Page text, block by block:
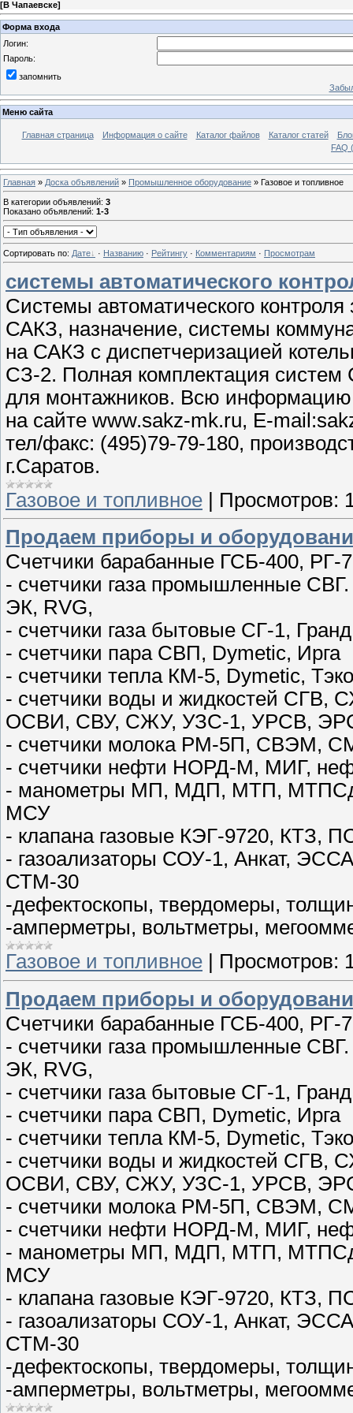
[В Чапаевске]
Форма входа
Логин:
Пароль:
запомнить
Меню сайта
Главная страница Информация о сайте Каталог файлов Каталог статей
FAQ
Главная » Доска объявлений » Промышленное оборудование » Газовое и топливное
В категории объявлений: 3
Показано объявлений: 1-3
Сортировать по: Дате · Названию · Рейтингу · Комментариям · Просмотрам
системы автоматического
Системы автоматического
САКЗ, назначение, системы
на САКЗ с диспетчеризацией
СЗ-2. Полная комплектация
для монтажников. Всю
на сайте www.sakz-mk.ru, E-
тел/факс: (495)79-79-180,
г.Саратов.
Газовое и топливное | Просмотров:
Продаем приборы и
Счетчики барабанные ГСБ-400, РГ-
- счетчики газа промышленные
ЭК, RVG,
- cчетчики газа бытовые СГ-1,
- счетчики пара СВП, Dymetic, Ирга
- счетчики тепла КМ-5, Dymetic,
- счетчики воды и жидкостей
ОСВИ, СВУ, СЖУ, УЗС-1, УРСВ,
- счетчики молока РМ-5П, СВЭМ,
- счетчики нефти НОРД-М, МИГ,
- манометры МП, МДП, МТП,
МСУ
- клапана газовые КЭГ-9720, КТЗ,
- газоализаторы СОУ-1, Анкат,
СТМ-30
-дефектоскопы, твердомеры,
-амперметры, вольтметры,
Газовое и топливное
Просмотров:
Продаем приборы и
Счетчики барабанные ГСБ-400, РГ-
- счетчики газа промышленные
ЭК, RVG,
- cчетчики газа бытовые СГ-1,
- счетчики пара СВП, Dymetic, Ирга
- счетчики тепла КМ-5, Dymetic,
- счетчики воды и жидкостей
ОСВИ, СВУ, СЖУ, УЗС-1, УРСВ,
- счетчики молока РМ-5П, СВЭМ,
- счетчики нефти НОРД-М, МИГ,
- манометры МП, МДП, МТП,
МСУ
- клапана газовые КЭГ-9720, КТЗ,
- газоализаторы СОУ-1, Анкат,
СТМ-30
-дефектоскопы, твердомеры,
-амперметры, вольтметры,